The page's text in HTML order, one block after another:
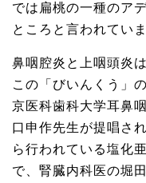
では扁桃の一種のア
ところと言われていま
鼻咽腔炎と上咽頭炎
この「びいんくう」
京医科歯科大学耳鼻
口申作先生が提唱さ
ら行われている塩化
で、腎臓内科医の堀